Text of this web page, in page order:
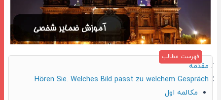
مقدمه
Hören Sie. Welches Bild passt zu welchem Gespräch
مکالمه اول